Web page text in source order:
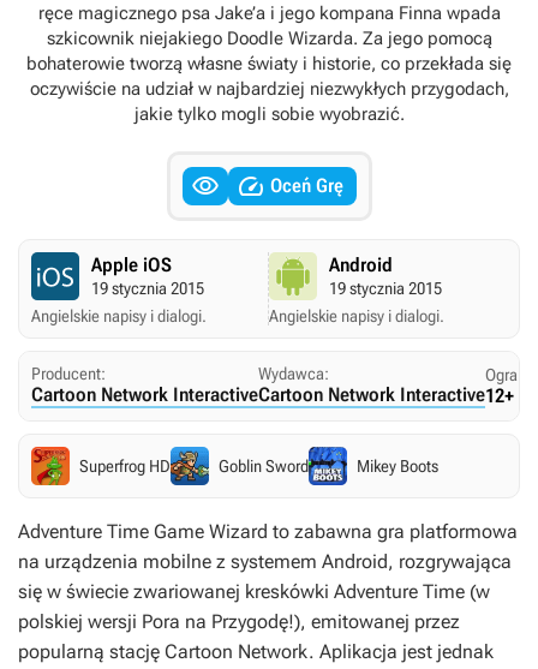
ręce magicznego psa Jake’a i jego kompana Finna wpada
szkicownik niejakiego Doodle Wizarda. Za jego pomocą
bohaterowie tworzą własne światy i historie, co przekłada się
oczywiście na udział w najbardziej niezwykłych przygodach,
jakie tylko mogli sobie wyobrazić.
  Oceń Grę
Apple iOS
19 stycznia 2015
Angielskie napisy i dialogi.
Android
19 stycznia 2015
Angielskie napisy i dialogi.
Producent:
Cartoon Network Interactive
Wydawca:
Cartoon Network Interactive12+
Superfrog HD Goblin Sword Mikey Boots
Adventure Time Game Wizard to zabawna gra platformowa
na urządzenia mobilne z systemem Android, rozgrywająca
się w świecie zwariowanej kreskówki Adventure Time (w
polskiej wersji Pora na Przygodę!), emitowanej przez
popularną stację Cartoon Network. Aplikacja jest jednak